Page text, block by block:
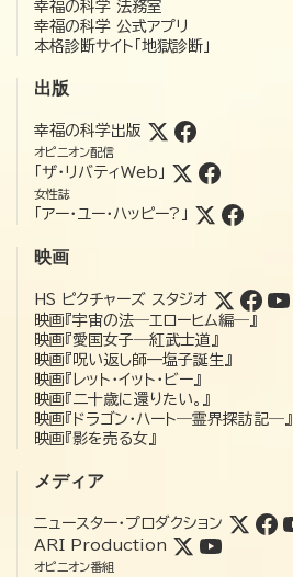
幸福の科学 法務室
幸福の科学 公式アプリ
本格診断サイト「地獄診断」
出版
幸福の科学出版
オピニオン配信
「ザ・リバティWeb」
女性誌
「アー・ユー・ハッピー?」
映画
HS ピクチャーズ スタジオ
映画『宇宙の法―エローヒム編―』
映画『愛国女子―紅武士道』
映画『呪い返し師—塩子誕生』
映画『レット・イット・ビー』
映画『二十歳に還りたい。』
映画『ドラゴン・ハート―霊界探訪記―』
映画『影を売る女』
メディア
ニュースター・プロダクション
ARI Production
オピニオン番組